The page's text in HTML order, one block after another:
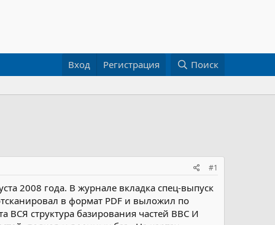
Вход Регистрация Поиск
#1
2008 года. В журнале вкладка спец-выпуск
в формат PDF и выложил по
структура базирования частей ВВС И